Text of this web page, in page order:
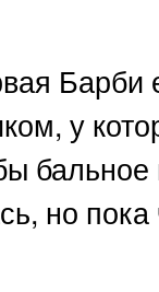
Барби
у
но